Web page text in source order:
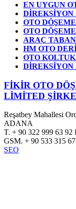
EN UYGUN
OTO
OTO
ARAÇ
HM OTO
OTO
DİREKSİYON
FİKİR OTO
LİMİTED
Reşatbey Mahallesi
ADANA
T. + 90 322 999 63 92
GSM. + 90 533 315
SEO